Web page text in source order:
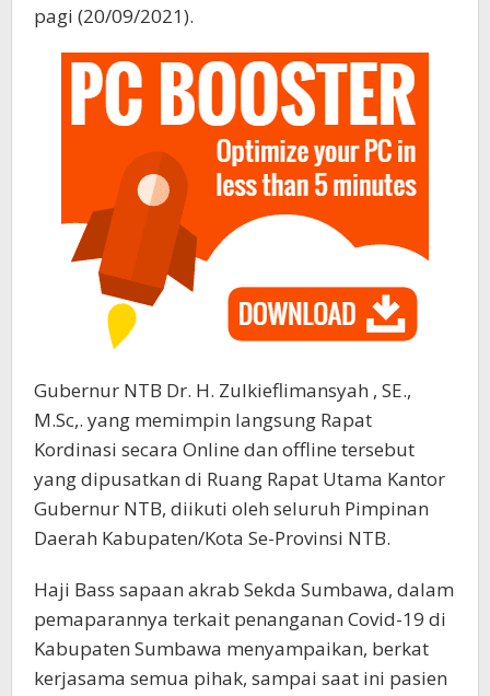
pagi (20/09/2021).
Gubernur NTB Dr. H. Zulkieflimansyah , SE.,
M.Sc,. yang memimpin langsung Rapat
Kordinasi secara Online dan offline tersebut
yang dipusatkan di Ruang Rapat Utama Kantor
Gubernur NTB, diikuti oleh seluruh Pimpinan
Daerah Kabupaten/Kota Se-Provinsi NTB.
Haji Bass sapaan akrab Sekda Sumbawa, dalam
pemaparannya terkait penanganan Covid-19 di
Kabupaten Sumbawa menyampaikan, berkat
kerjasama semua pihak, sampai saat ini pasien